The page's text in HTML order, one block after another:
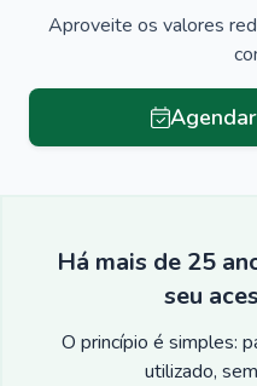
Aproveite os valores
Há mais de 25
seu
O princípio é simples:
utilizado,